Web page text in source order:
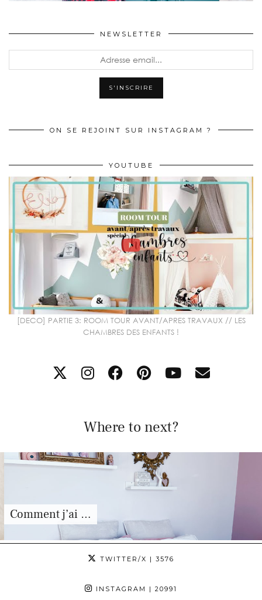
NEWSLETTER
ON SE REJOINT SUR INSTAGRAM ?
YOUTUBE
[DECO] PARTIE 3: ROOM TOUR AVANT/APRES TRAVAUX // LES
CHAMBRES DES ENFANTS !
Where to next?
Comment j’ai …
TWITTER/X | 3576
INSTAGRAM | 20991